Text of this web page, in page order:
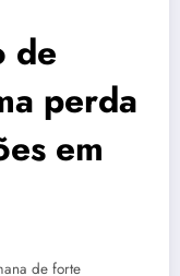
de
perda
em
de forte